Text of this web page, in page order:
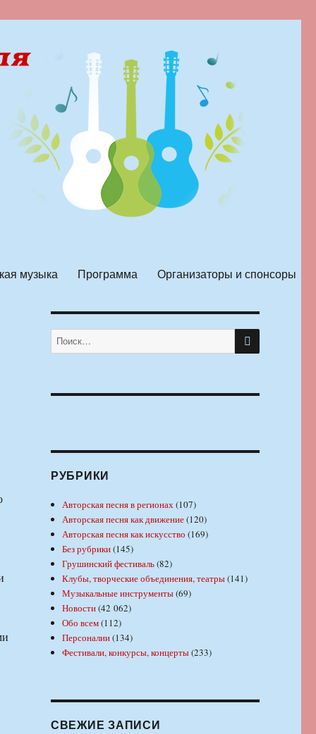
музыка Программа Организаторы и спонсоры
Искать: ПОИСК
РУБРИКИ
Авторская песня в регионах(107)
Авторская песня как движение(120)
Авторская песня как искусство (169)
Без рубрики(145)
Грушинский фестиваль(82)
Клубы, творческие объединения, театры(141)
Музыкальные инструменты(69)
Новости(42 062)
Обо всем(112)
Персоналии(134)
Фестивали, конкурсы, концерты(233)
СВЕЖИЕ ЗАПИСИ